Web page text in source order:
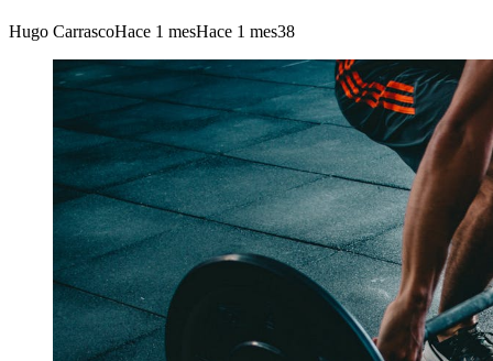
Hugo CarrascoHace 1 mesHace 1 mes38